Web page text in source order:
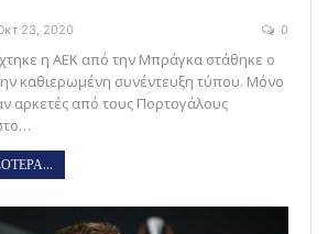
23, 2020 0
η ΑΕΚ από την Μπράγκα στάθηκε ο
καθιερωμένη συνέντευξη τύπου. Μόνο
αρκετές από τους Πορτογάλους